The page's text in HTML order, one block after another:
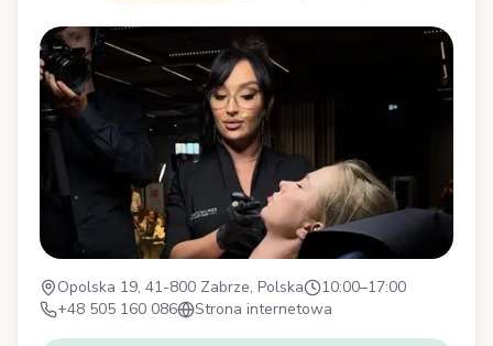
Opolska 19, 41-800 Zabrze, Polska
10:00–17:00
+48 505 160 086
Strona internetowa